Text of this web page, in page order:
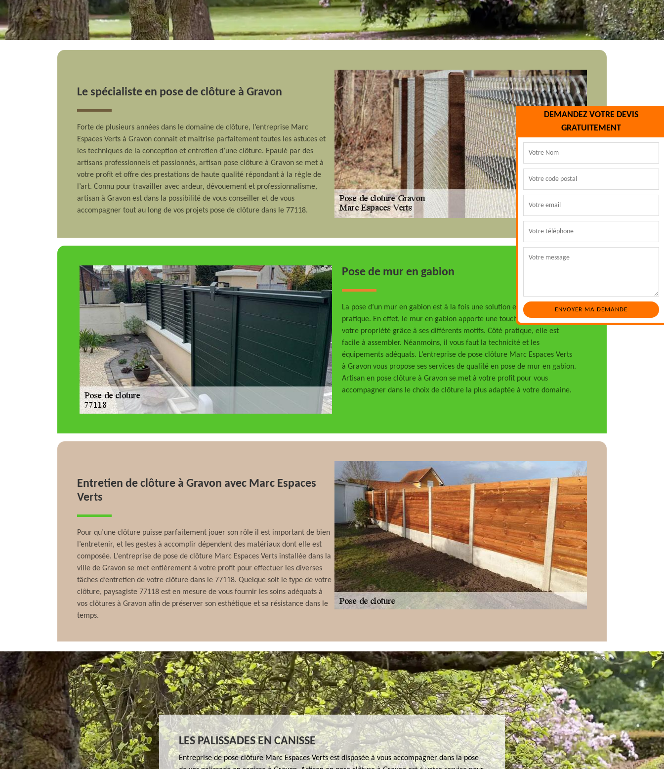
DEMANDEZ VOTRE DEVIS
GRATUITEMENT
Le spécialiste en pose de clôture à Gravon
Forte de plusieurs années dans le domaine de clôture, l’entreprise Marc
Espaces Verts à Gravon connait et maitrise parfaitement toutes les astuces et
les techniques de la conception et entretien d’une clôture. Epaulé par des
artisans professionnels et passionnés, artisan pose clôture à Gravon se met à
votre profit et offre des prestations de haute qualité répondant à la règle de
l’art. Connu pour travailler avec ardeur, dévouement et professionnalisme,
artisan à Gravon est dans la possibilité de vous conseiller et de vous
accompagner tout au long de vos projets pose de clôture dans le 77118.
Pose de mur en gabion
La pose d’un mur en gabion est à la fois une solution esthétique et
pratique. En effet, le mur en gabion apporte une touche de glamour à
votre propriété grâce à ses différents motifs. Côté pratique, elle est
facile à assembler. Néanmoins, il vous faut la technicité et les
équipements adéquats. L’entreprise de pose clôture Marc Espaces Verts
à Gravon vous propose ses services de qualité en pose de mur en gabion.
Artisan en pose clôture à Gravon se met à votre profit pour vous
accompagner dans le choix de clôture la plus adaptée à votre domaine.
Entretien de clôture à Gravon avec Marc Espaces
Verts
Pour qu’une clôture puisse parfaitement jouer son rôle il est important de bien
l’entretenir, et les gestes à accomplir dépendent des matériaux dont elle est
composée. L’entreprise de pose de clôture Marc Espaces Verts installée dans la
ville de Gravon se met entièrement à votre profit pour effectuer les diverses
tâches d’entretien de votre clôture dans le 77118. Quelque soit le type de votre
clôture, paysagiste 77118 est en mesure de vous fournir les soins adéquats à
vos clôtures à Gravon afin de préserver son esthétique et sa résistance dans le
temps.
LES PALISSADES EN CANISSE
Entreprise de pose clôture Marc Espaces Verts est disposée à vous accompagner dans la pose